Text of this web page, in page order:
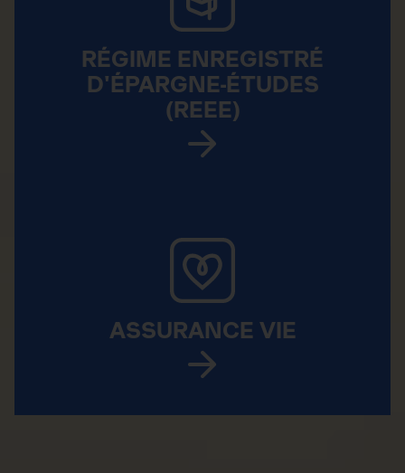
RÉGIME ENREGISTRÉ
D'ÉPARGNE-ÉTUDES
(REEE)
ASSURANCE VIE